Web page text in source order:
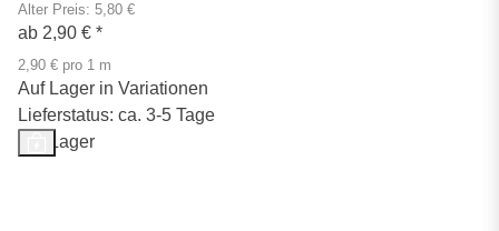
Alter Preis: 5,80 €
ab 2,90 € *
2,90 € pro 1 m
Auf Lager in Variationen
Lieferstatus: ca. 3-5 Tage
Auf Lager